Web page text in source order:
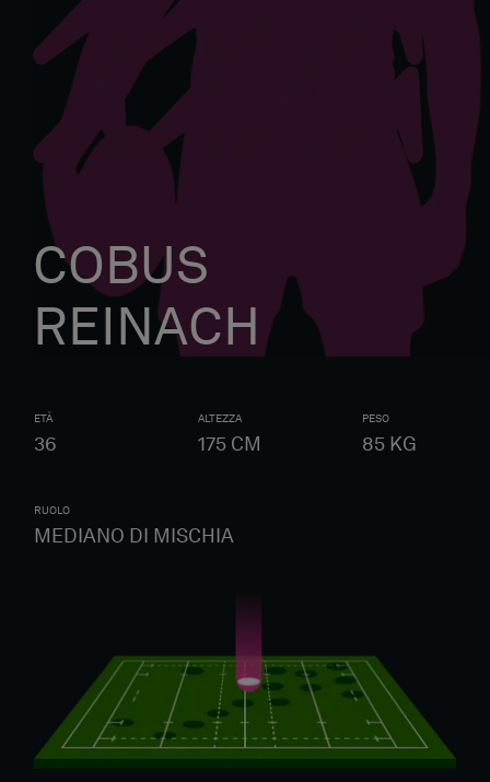
COBUS
REINACH
ETÀ
36
ALTEZZA
175 CM
PESO
85 KG
RUOLO
MEDIANO DI MISCHIA